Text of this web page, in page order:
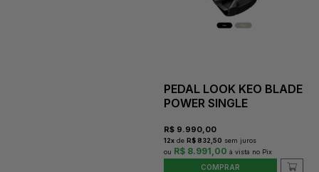
PEDAL LOOK KEO BLADE
POWER SINGLE
R$ 9.990,00
12x de R$ 832,50 sem juros
R$ 8.991,00
COMPRAR